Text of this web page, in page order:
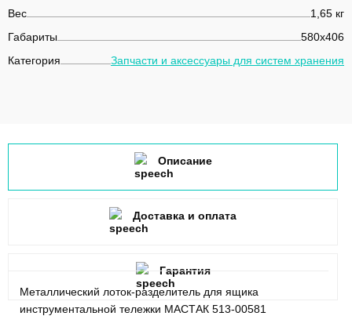
Вес
1,65 кг
Габариты
580х406
Категория
Запчасти и аксессуары для систем хранения
Описание
Металлический лоток-разделитель для ящика
инструментальной тележки МАСТАК 513-00581
Доставка и оплата
Гарантия